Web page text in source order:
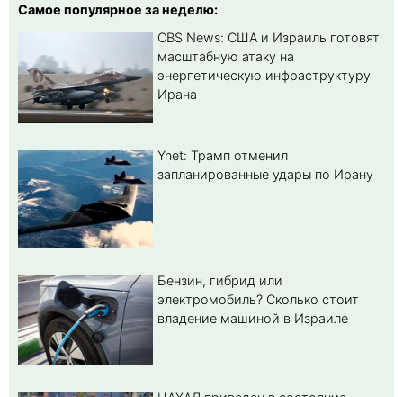
Самое популярное за неделю:
CBS News: США и Израиль готовят
масштабную атаку на
энергетическую инфраструктуру
Ирана
Ynet: Трамп отменил
запланированные удары по Ирану
Бензин, гибрид или
электромобиль? Cколько стоит
владение машиной в Израиле